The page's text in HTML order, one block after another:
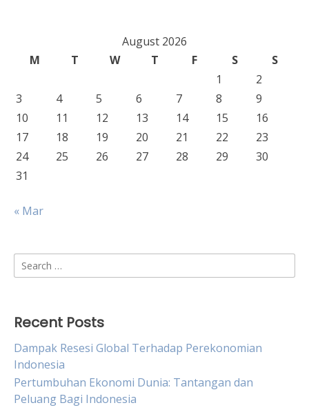
August 2026
M
T W T F S
S
1
2
3
4 5 6 7 8
9
10
11 12 13 14 15
16
17
18 19 20 21 22
23
24
25 26 27 28 29
30
31
« Mar
Search
for:
Recent Posts
Dampak Resesi Global Terhadap Perekonomian
Indonesia
Pertumbuhan Ekonomi Dunia: Tantangan dan
Peluang Bagi Indonesia